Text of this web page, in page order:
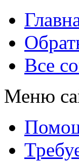
Все
Меню